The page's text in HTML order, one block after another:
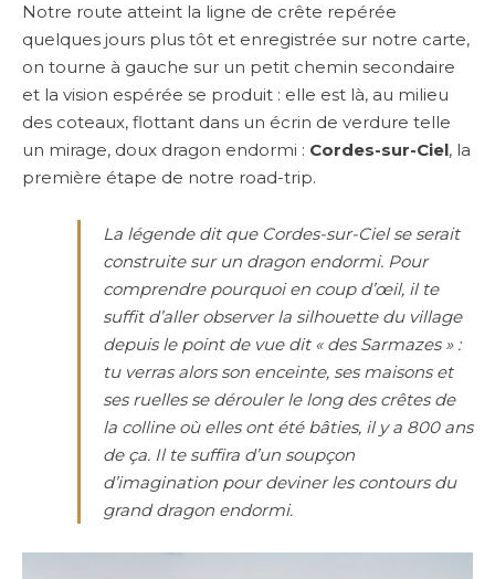
Notre route atteint la ligne de crête repérée
quelques jours plus tôt et enregistrée sur notre carte,
on tourne à gauche sur un petit chemin secondaire
et la vision espérée se produit : elle est là, au milieu
des coteaux, flottant dans un écrin de verdure telle
un mirage, doux dragon endormi : Cordes-sur-Ciel, la
première étape de notre road-trip.
La légende dit que Cordes-sur-Ciel se serait
construite sur un dragon endormi. Pour
comprendre pourquoi en coup d’œil, il te
suffit d’aller observer la silhouette du village
depuis le point de vue dit « des Sarmazes » :
tu verras alors son enceinte, ses maisons et
ses ruelles se dérouler le long des crêtes de
la colline où elles ont été bâties, il y a 800 ans
de ça. Il te suffira d’un soupçon
d’imagination pour deviner les contours du
grand dragon endormi.